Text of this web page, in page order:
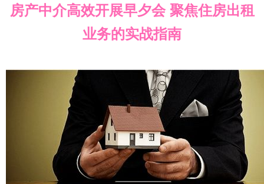
房产中介高效开展早夕会 聚焦住房出租
业务的实战指南